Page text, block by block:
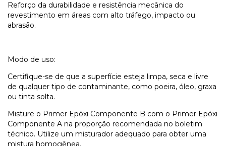
Reforço da durabilidade e resistência mecânica do
revestimento em áreas com alto tráfego, impacto ou
abrasão.
Modo de uso:
Certifique-se de que a superfície esteja limpa, seca e livre
de qualquer tipo de contaminante, como poeira, óleo, graxa
ou tinta solta.
Misture o Primer Epóxi Componente B com o Primer Epóxi
Componente A na proporção recomendada no boletim
técnico. Utilize um misturador adequado para obter uma
mistura homogênea.